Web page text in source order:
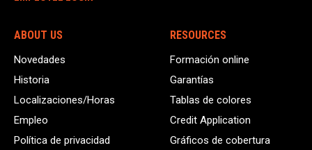
ABOUT US
Novedades
Historia
Localizaciones/Horas
Empleo
Política de privacidad
RESOURCES
Formación online
Garantías
Tablas de colores
Credit Application
Gráficos de cobertura